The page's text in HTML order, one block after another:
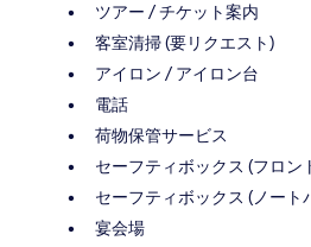
ツアー / チケット案内
客室清掃 (要リクエスト)
アイロン / アイロン台
電話
荷物保管サービス
セーフティボックス (フロン
セーフティボックス (ノート
宴会場